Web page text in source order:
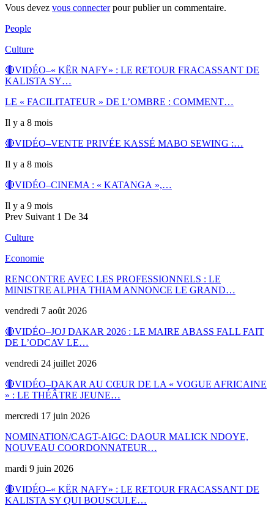
Vous devez vous connecterpour publier un commentaire.
People
Culture
🔴VIDÉO–« KËR NAFY» : LE RETOUR FRACASSANT DE
KALISTA SY…
LE « FACILITATEUR » DE L’OMBRE : COMMENT…
Il y a 8 mois
🔴VIDÉO–VENTE PRIVÉE KASSÉ MABO SEWING :…
Il y a 8 mois
🔴VIDÉO–CINEMA : « KATANGA »,…
Il y a 9 mois
Prev Suivant 1 De 34
Culture
Economie
RENCONTRE AVEC LES PROFESSIONNELS : LE
MINISTRE ALPHA THIAM ANNONCE LE GRAND…
vendredi 7 août 2026
🔴VIDÉO–JOJ DAKAR 2026 : LE MAIRE ABASS FALL FAIT
DE L’ODCAV LE…
vendredi 24 juillet 2026
🔴VIDÉO–DAKAR AU CŒUR DE LA « VOGUE AFRICAINE
» : LE THÉÂTRE JEUNE…
mercredi 17 juin 2026
NOMINATION/CAGT-AIGC: DAOUR MALICK NDOYE,
NOUVEAU COORDONNATEUR…
mardi 9 juin 2026
🔴VIDÉO–« KËR NAFY» : LE RETOUR FRACASSANT DE
KALISTA SY QUI BOUSCULE…